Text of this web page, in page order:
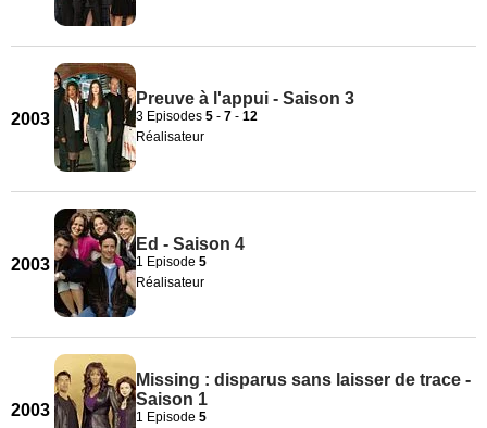
2003
Preuve à l'appui - Saison 3
3 Episodes 5 - 7 - 12
Réalisateur
2003
Ed - Saison 4
1 Episode 5
Réalisateur
2003
Missing : disparus sans laisser de trace -
Saison 1
1 Episode 5